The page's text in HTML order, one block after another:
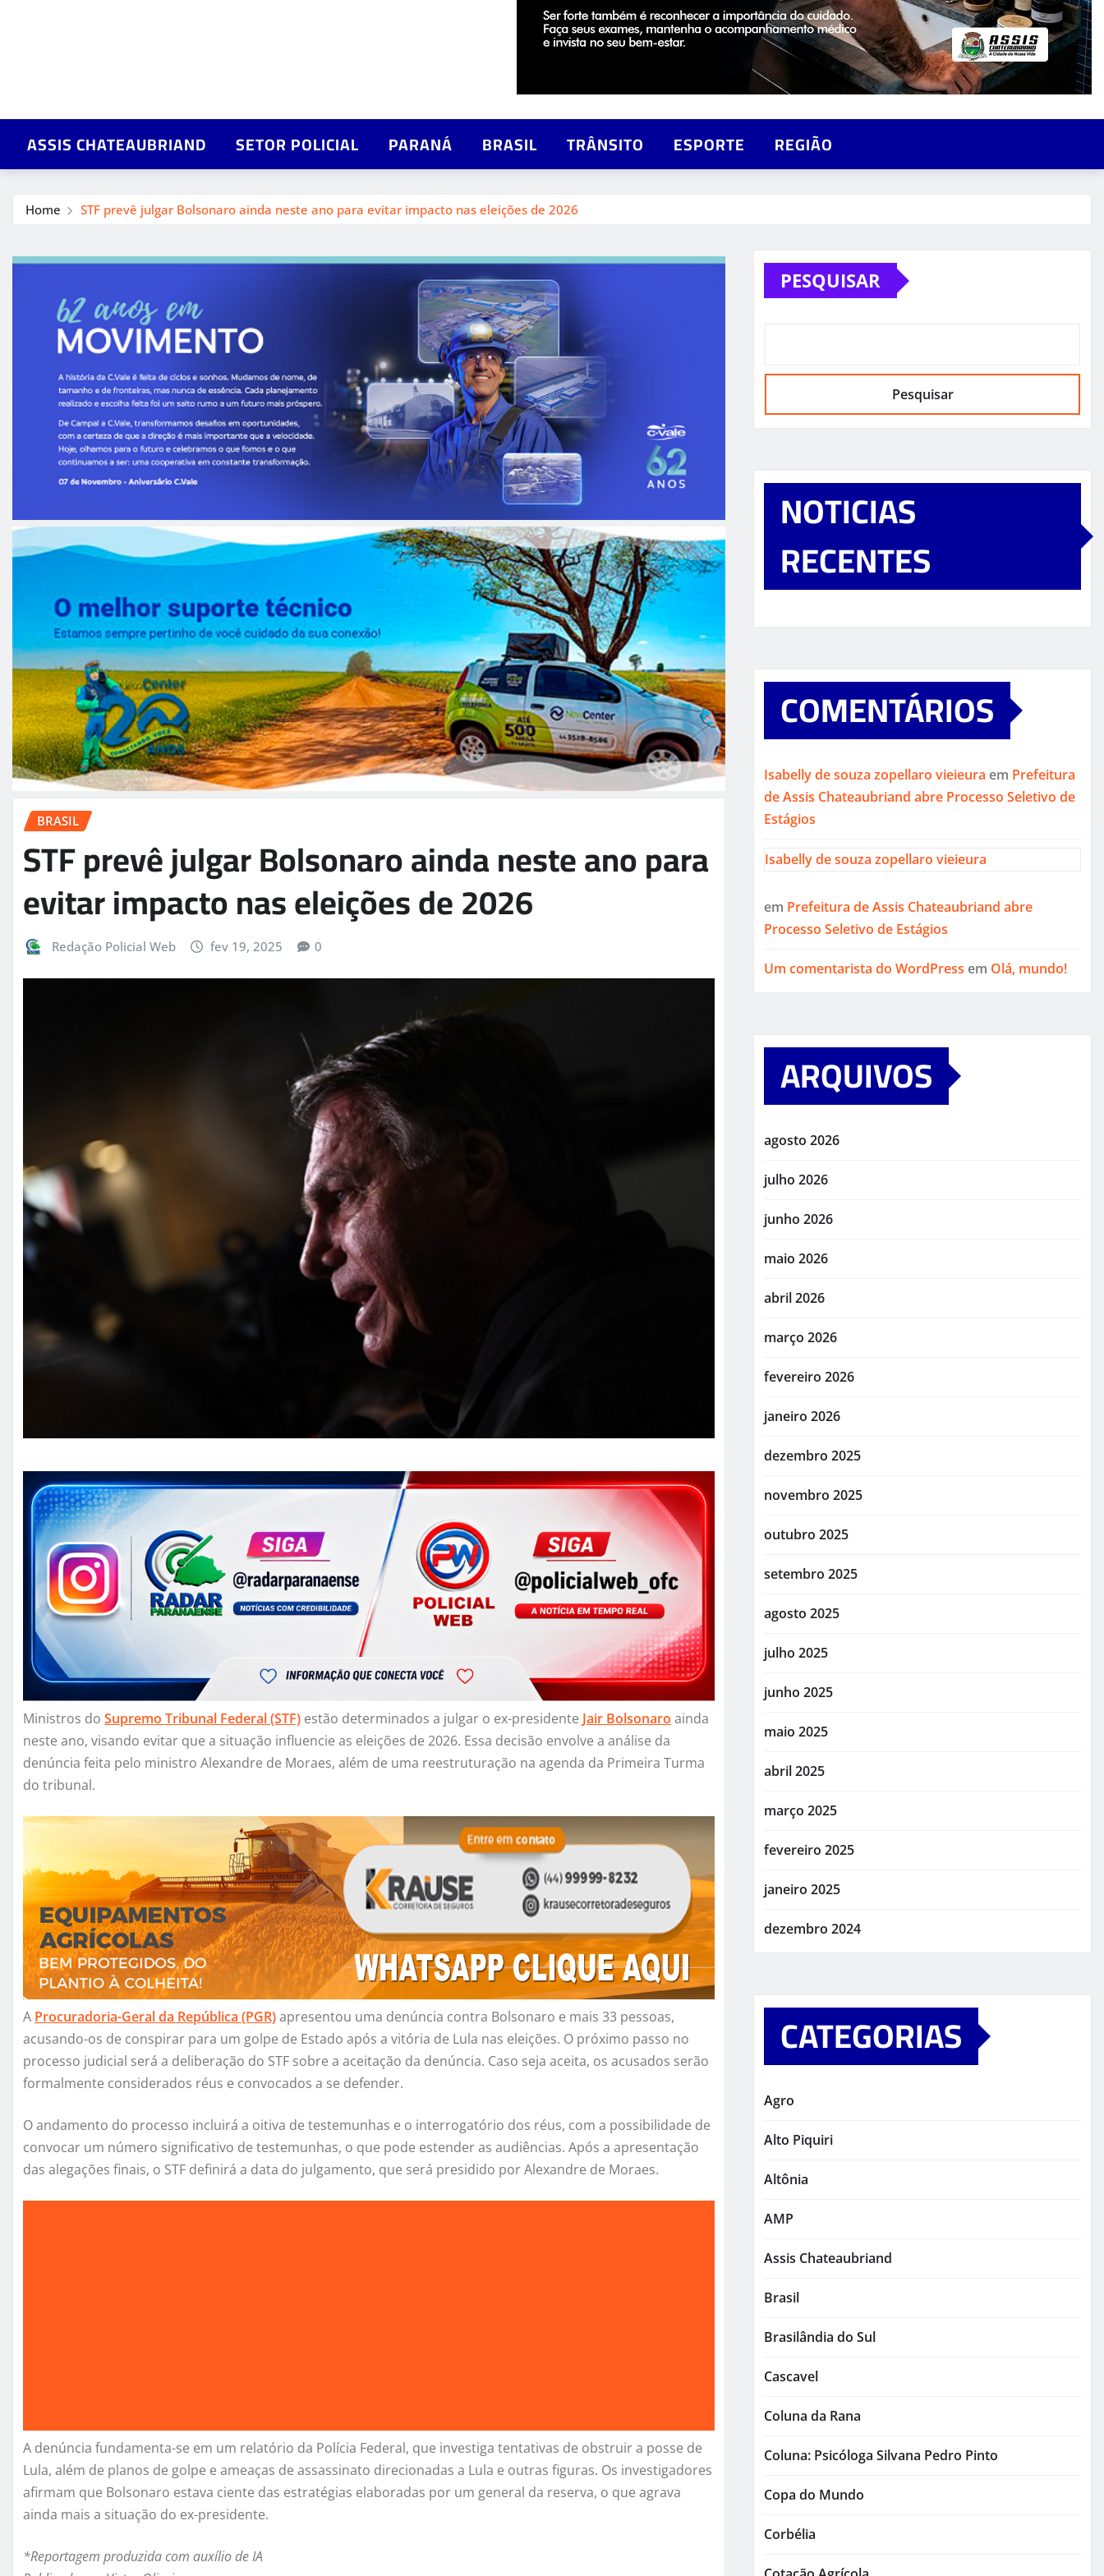
ASSIS CHATEAUBRIAND SETOR POLICIAL PARANÁ BRASIL TRÂNSITO ESPORTE REGIÃO
Home STF prevê julgar Bolsonaro ainda neste ano para evitar impacto nas eleições de 2026
BRASIL
STF prevê julgar Bolsonaro ainda neste ano para
evitar impacto nas eleições de 2026
Redação Policial Web fev 19, 2025 0
Ministros do Supremo Tribunal Federal (STF) estão determinados a julgar o ex-presidente Jair Bolsonaro ainda
neste ano, visando evitar que a situação influencie as eleições de 2026. Essa decisão envolve a análise da
denúncia feita pelo ministro Alexandre de Moraes, além de uma reestruturação na agenda da Primeira Turma
do tribunal.
A Procuradoria-Geral da República (PGR)apresentou uma denúncia contra Bolsonaro e mais 33 pessoas,
acusando-os de conspirar para um golpe de Estado após a vitória de Lula nas eleições. O próximo passo no
processo judicial será a deliberação do STF sobre a aceitação da denúncia. Caso seja aceita, os acusados serão
formalmente considerados réus e convocados a se defender.
O andamento do processo incluirá a oitiva de testemunhas e o interrogatório dos réus, com a possibilidade de
convocar um número significativo de testemunhas, o que pode estender as audiências. Após a apresentação
das alegações finais, o STF definirá a data do julgamento, que será presidido por Alexandre de Moraes.
A denúncia fundamenta-se em um relatório da Polícia Federal, que investiga tentativas de obstruir a posse de
Lula, além de planos de golpe e ameaças de assassinato direcionadas a Lula e outras figuras. Os investigadores
afirmam que Bolsonaro estava ciente das estratégias elaboradas por um general da reserva, o que agrava
ainda mais a situação do ex-presidente.
*Reportagem produzida com auxílio de IA
PESQUISAR
Pesquisar
NOTICIAS
RECENTES
COMENTÁRIOS
Isabelly de souza zopellaro vieieura em Prefeitura
de Assis Chateaubriand abre Processo Seletivo de
Estágios
Isabelly de souza zopellaro vieieura
em Prefeitura de Assis Chateaubriand abre
Processo Seletivo de Estágios
Um comentarista do WordPress em Olá, mundo!
ARQUIVOS
agosto 2026
julho 2026
junho 2026
maio 2026
abril 2026
março 2026
fevereiro 2026
janeiro 2026
dezembro 2025
novembro 2025
outubro 2025
setembro 2025
agosto 2025
julho 2025
junho 2025
maio 2025
abril 2025
março 2025
fevereiro 2025
janeiro 2025
dezembro 2024
CATEGORIAS
Agro
Alto Piquiri
Altônia
AMP
Assis Chateaubriand
Brasil
Brasilândia do Sul
Cascavel
Coluna da Rana
Coluna: Psicóloga Silvana Pedro Pinto
Copa do Mundo
Corbélia